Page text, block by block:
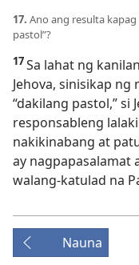
17. Ano ang resulta
pastol”?
17Sa lahat ng
Jehova, sinisikap
“dakilang pastol,” si
responsableng
nakikinabang at
ay nagpapasalamat
walang-katulad na
Nauna